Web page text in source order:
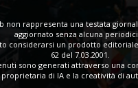
non rappresenta una testata
aggiornato senza alcuna
considerarsi un prodotto
62 del 7.03.2001.
sono generati attraverso una
di IA e la creatività di